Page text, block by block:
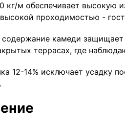
кг/м обеспечивает высокую
проходимостью -
содержание камеди защищает
террасах, где
12-14% исключает усадку